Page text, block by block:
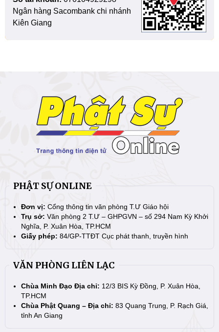
Ngân hàng Sacombank chi nhánh
Kiên Giang
PHẬT SỰ ONLINE
Đơn vị: Cổng thông tin văn phòng T.Ư Giáo hội
Trụ sở: Văn phòng 2 T.Ư – GHPGVN – số 294 Nam Kỳ Khởi
Nghĩa, P. Xuân Hòa, TP.HCM
Giấy phép: 84/GP-TTĐT Cục phát thanh, truyền hình
VĂN PHÒNG LIÊN LẠC
Chùa Minh Đạo Địa chỉ: 12/3 BIS Kỳ Đồng, P. Xuân Hòa,
TP.HCM
Chùa Phật Quang – Địa chỉ: 83 Quang Trung, P. Rạch Giá,
tỉnh An Giang